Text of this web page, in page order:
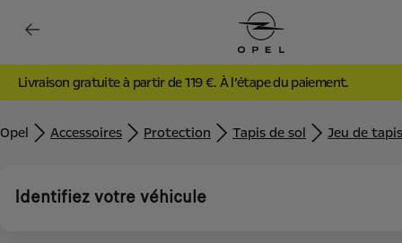
Livraison gratuite à partir de 119 €. À l’étape du paiement.
Opel Accessoires Protection Tapis de sol Jeu de
Identifiez votre véhicule